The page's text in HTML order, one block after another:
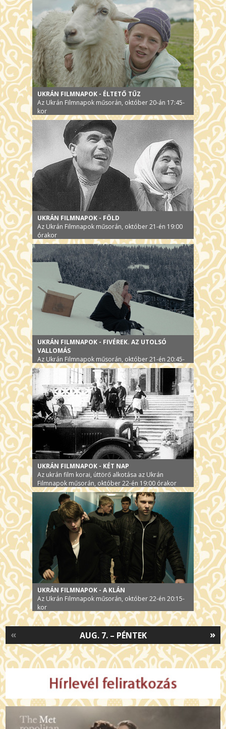
UKRÁN FILMNAPOK - ÉLTETŐ TŰZ
Az Ukrán Filmnapok műsorán, október 20-án 17:45-
kor
UKRÁN FILMNAPOK - FÖLD
Az Ukrán Filmnapok műsorán, október 21-én 19:00
órakor
UKRÁN FILMNAPOK - FIVÉREK. AZ UTOLSÓ
VALLOMÁS
Az Ukrán Filmnapok műsorán, október 21-én 20:45-
kor
UKRÁN FILMNAPOK - KÉT NAP
Az ukrán film korai, úttörő alkotása az Ukrán
Filmnapok műsorán, október 22-én 19:00 órakor
UKRÁN FILMNAPOK - A KLÁN
Az Ukrán Filmnapok műsorán, október 22-én 20:15-
kor
»
AUG. 7. – PÉNTEK
«